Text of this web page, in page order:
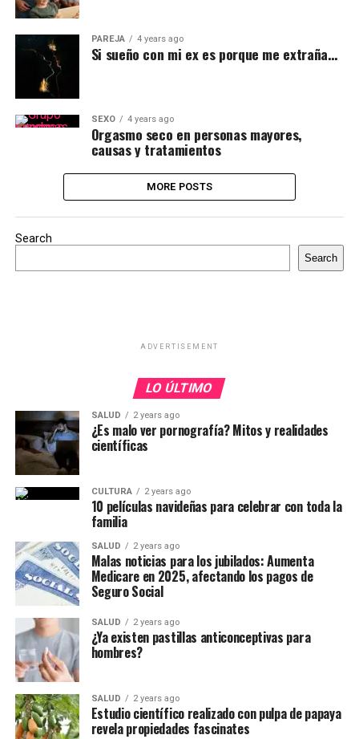
PAREJA 4 years ago
Si sueño con mi ex es porque me extraña…
SEXO 4 years ago
Orgasmo seco en personas mayores,
causas y tratamientos
MORE POSTS
Search
Search
ADVERTISEMENT
LO ÚLTIMO
SALUD 2 years ago
¿Es malo ver pornografía? Mitos y realidades
científicas
CULTURA 2 years ago
10 películas navideñas para celebrar con toda la
familia
SALUD 2 years ago
Malas noticias para los jubilados: Aumenta
Medicare en 2025, afectando los pagos de
Seguro Social
SALUD 2 years ago
¿Ya existen pastillas anticonceptivas para
hombres?
SALUD 2 years ago
Estudio científico realizado con pulpa de papaya
revela propiedades fascinates